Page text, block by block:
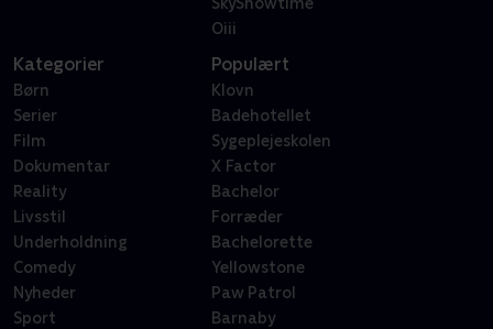
Oiii
Kategorier
Børn
Serier
Film
Dokumentar
Reality
Livsstil
Underholdning
Comedy
Nyheder
Sport
Populært
Klovn
Badehotellet
Sygeplejeskolen
X Factor
Bachelor
Forræder
Bachelorette
Yellowstone
Paw Patrol
Barnaby